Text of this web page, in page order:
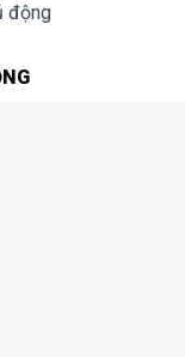
động